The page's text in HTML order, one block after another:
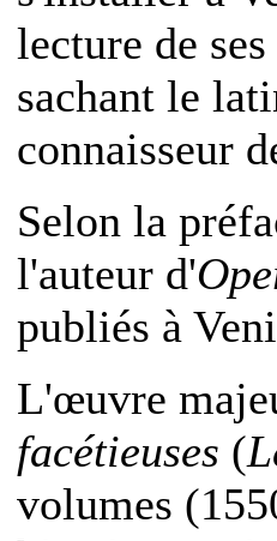
lecture de
sachant le
connaisseur
Selon la
l'auteur d'
publiés à
L'œuvre
facétieuses (
volumes